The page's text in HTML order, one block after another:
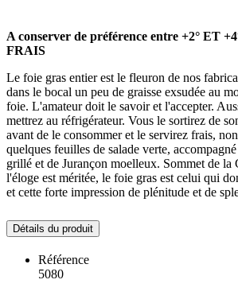
A conserver de préférence entre +2° ET
FRAIS
Le foie gras entier est le fleuron de nos
dans le bocal un peu de graisse exsudée au
foie. L'amateur doit le savoir et l'accepter.
mettrez au réfrigérateur. Vous le sortirez de
avant de le consommer et le servirez frais,
quelques feuilles de salade verte,
grillé et de Jurançon moelleux. Sommet de la
l'éloge est méritée, le foie gras est celui qui
et cette forte impression de plénitude et de
Détails du produit
Référence
5080